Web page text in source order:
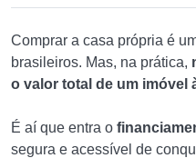
Comprar a casa própria é
brasileiros. Mas, na prática,
o valor total de um imóvel
É aí que entra o
segura e acessível de